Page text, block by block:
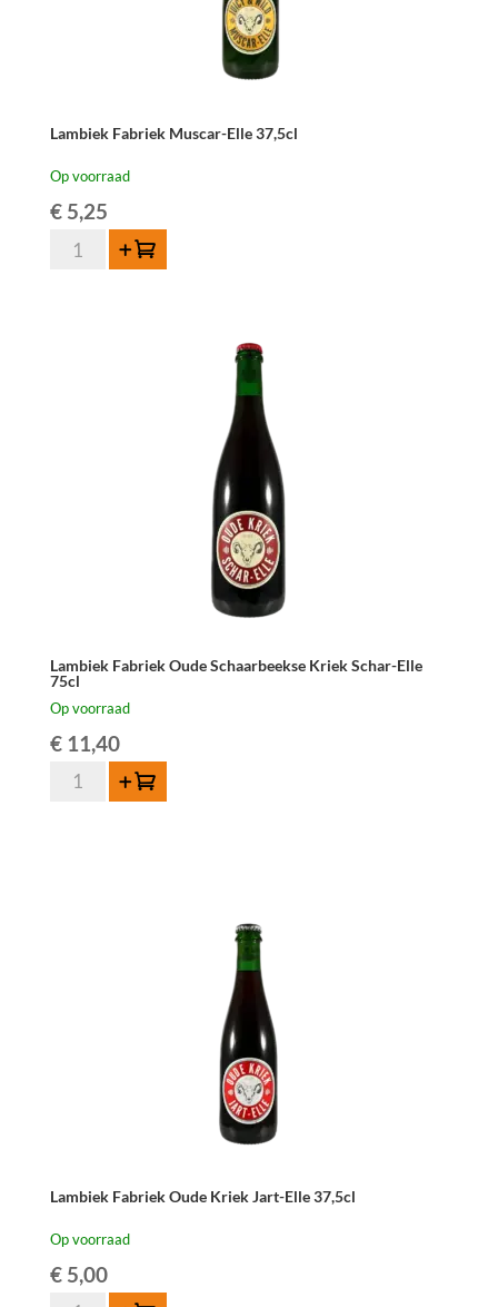
Lambiek Fabriek Muscar-Elle 37,5cl
Op voorraad
€5,25
Lambiek
Toevoegen
Lambiek Fabriek Oude Schaarbeekse Kriek Schar-Elle
75cl
Op voorraad
€11,40
Lambiek
Toevoegen
Lambiek Fabriek Oude Kriek Jart-Elle 37,5cl
Op voorraad
€5,00